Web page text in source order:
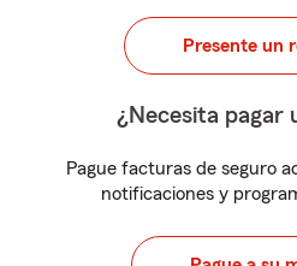
Presente un
¿Necesita pagar
Pague facturas de seguro
notificaciones y